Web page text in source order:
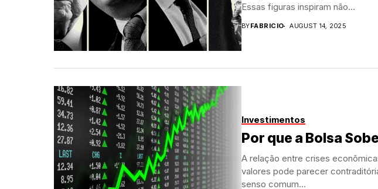
Essas figuras inspiram não...
BYFABRICIO AUGUST 14, 2025
Investimentos
Por que a Bolsa
A relação entre crises
valores pode parecer
senso comum...